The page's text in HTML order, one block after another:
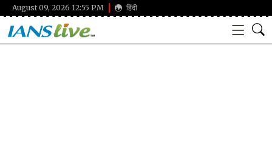
August 09, 2026 12:55 PM हिंदी